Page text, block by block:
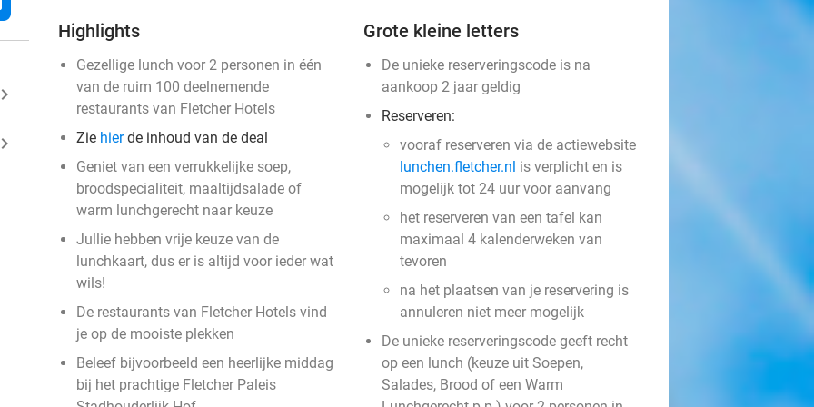
keyboard_arrow_right
keyboard_arrow_right
Highlights
Gezellige lunch voor 2 personen in één
van de ruim 100 deelnemende
restaurants van Fletcher Hotels
Zie hierde inhoud van de deal
Geniet van een verrukkelijke soep,
broodspecialiteit, maaltijdsalade of
warm lunchgerecht naar keuze
Jullie hebben vrije keuze van de
lunchkaart, dus er is altijd voor ieder wat
wils!
De restaurants van Fletcher Hotels vind
je op de mooiste plekken
Beleef bijvoorbeeld een heerlijke middag
bij het prachtige Fletcher Paleis
Grote kleine letters
De unieke reserveringscode is na
aankoop 2 jaar geldig
Reserveren:
vooraf reserveren via de actiewebsite
lunchen.fletcher.nl is verplicht en is
mogelijk tot 24 uur voor aanvang
het reserveren van een tafel kan
maximaal 4 kalenderweken van
tevoren
na het plaatsen van je reservering is
annuleren niet meer mogelijk
De unieke reserveringscode geeft recht
op een lunch (keuze uit Soepen,
Salades, Brood of een Warm